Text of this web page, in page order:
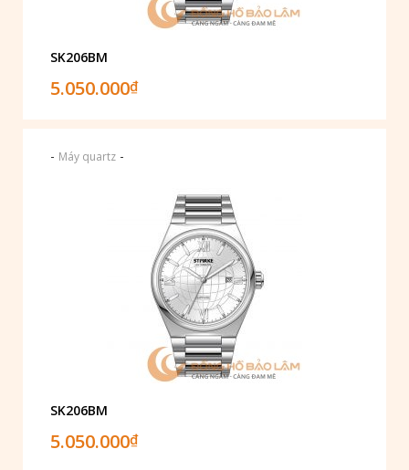
SK206BM
5.050.000₫
- Máy quartz -
SK206BM
5.050.000₫